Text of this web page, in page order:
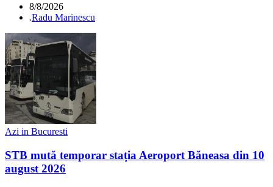
8/8/2026
.Radu Marinescu
Azi in Bucuresti
STB mută temporar stația Aeroport Băneasa din 10
august 2026